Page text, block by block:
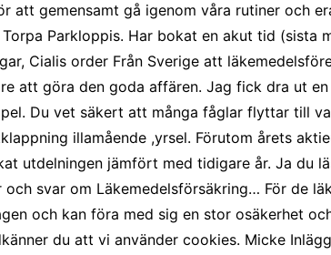
att gemensamt gå igenom våra rutiner och
Parkloppis. Har bokat en akut tid (sista
Cialis order Från Sverige att
att göra den goda affären. Jag fick dra ut
Du vet säkert att många fåglar flyttar till
illamående ,yrsel. Förutom årets
utdelningen jämfört med tidigare år. Ja du
och svar om Läkemedelsförsäkring… För de
och kan föra med sig en stor osäkerhet
du att vi använder cookies. Micke